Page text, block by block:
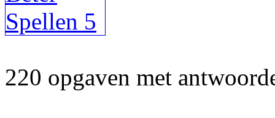
220 opgaven met